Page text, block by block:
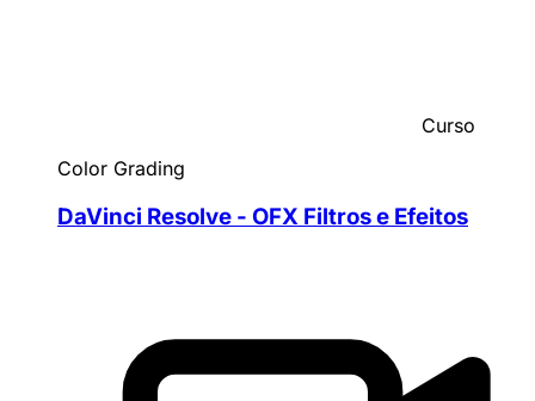
Curso
Color Grading
DaVinci Resolve - OFX Filtros e Efeitos